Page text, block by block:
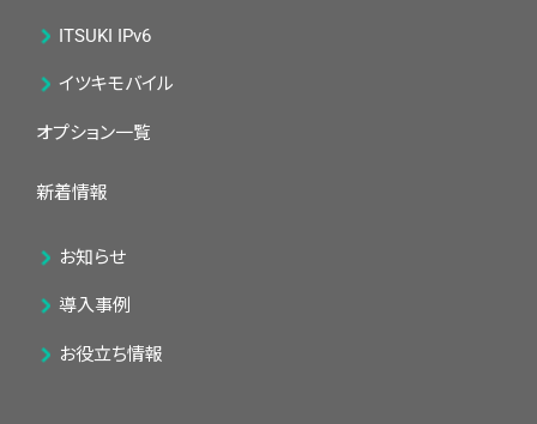
ITSUKI IPv6
イツキモバイル
オプション一覧
新着情報
お知らせ
導入事例
お役立ち情報